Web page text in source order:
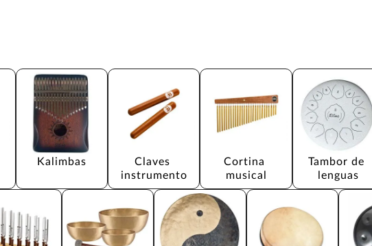
Kalimbas
Claves
instrumento
Cortina
musical
Tambor de
lenguas